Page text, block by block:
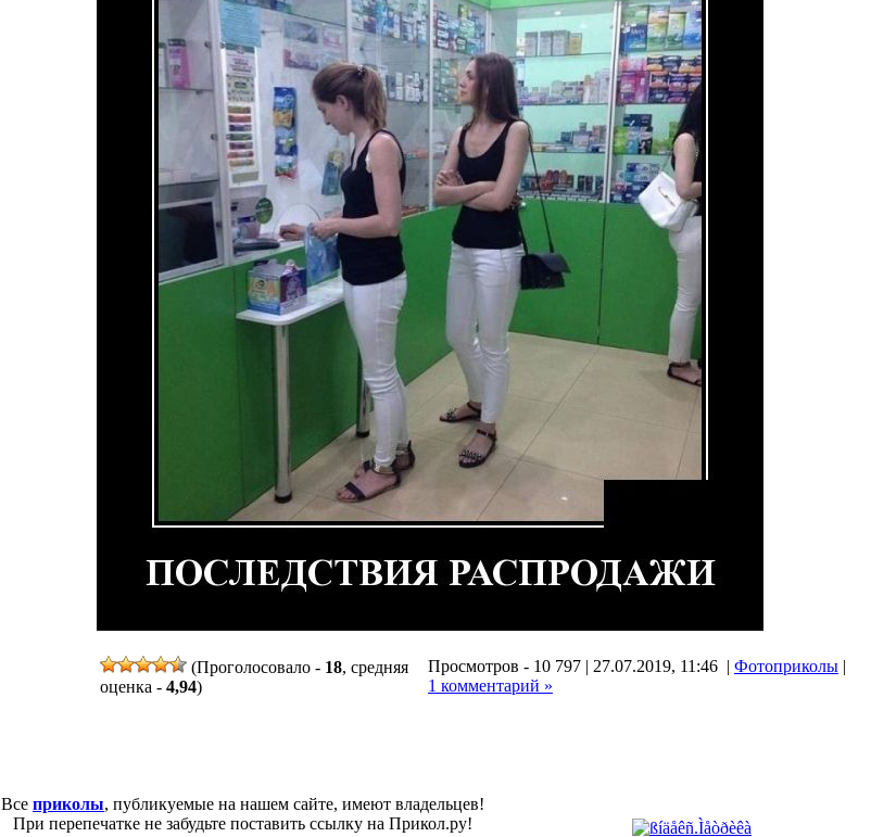
(Проголосовало - 18, средняя
оценка - 4,94)
Просмотров - 10 797 | 27.07.2019, 11:46 | Фотоприколы |
1 комментарий »
Все приколы, публикуемые на нашем сайте, имеют владельцев!
При перепечатке не забудьте поставить ссылку на Прикол.ру!